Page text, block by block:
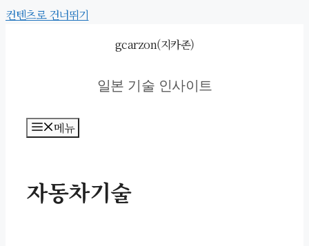
컨텐츠로 건너뛰기
gcarzon(지카존)
일본 기술 인사이트
메뉴
자동차기술